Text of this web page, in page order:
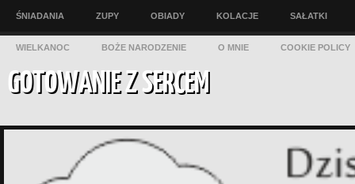
ŚNIADANIA ZUPY OBIADY KOLACJE SAŁATKI
WIELKANOC BOŻE NARODZENIE O MNIE COOKIE POLICY
GOTOWANIE Z SERCEM